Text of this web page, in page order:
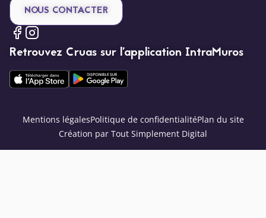
NOUS CONTACTER
Retrouvez Cruas sur l’application IntraMuros
Mentions légalesPolitique de confidentialitéPlan du site
Création par Tout Simplement Digital